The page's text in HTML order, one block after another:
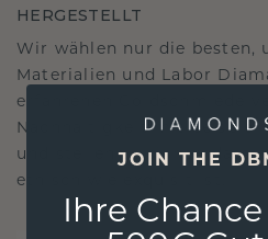
HERGESTELLT
Wir wählen nur die besten,
Materialien und Labor
erfahrenen Goldschmiede
Nachhaltigkeit mit
und stellen so sicher, dass
ethisch wie exquisit ist.
JOIN THE
Ihre